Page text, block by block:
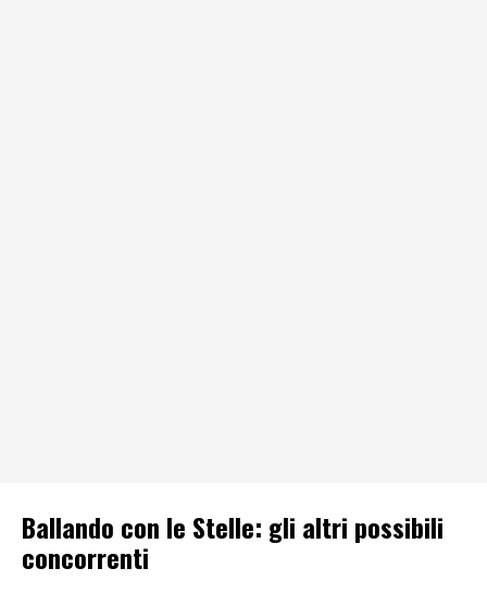
Ballando con le Stelle: gli altri possibili
concorrenti